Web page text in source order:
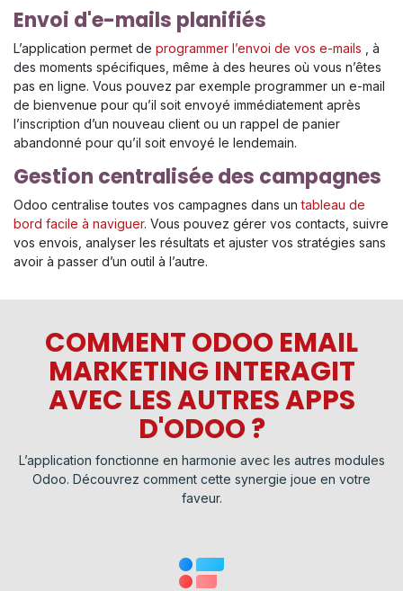
Envoi d'e-mails planifiés
L’application permet de programmer l’envoi de vos e-mails , à
des moments spécifiques, même à des heures où vous n’êtes
pas en ligne. Vous pouvez par exemple programmer un e-mail
de bienvenue pour qu’il soit envoyé immédiatement après
l’inscription d’un nouveau client ou un rappel de panier
abandonné pour qu’il soit envoyé le lendemain.
Gestion centralisée des campagnes
Odoo centralise toutes vos campagnes dans untableau de
bord facile à naviguer. Vous pouvez gérer vos contacts, suivre
vos envois, analyser les résultats et ajuster vos stratégies sans
avoir à passer d’un outil à l’autre.
COMMENT ODOO EMAIL
MARKETING INTERAGIT
AVEC LES AUTRES APPS
D'ODOO ?
L’application fonctionne en harmonie avec les autres modules
Odoo. Découvrez comment cette synergie joue en votre
faveur.